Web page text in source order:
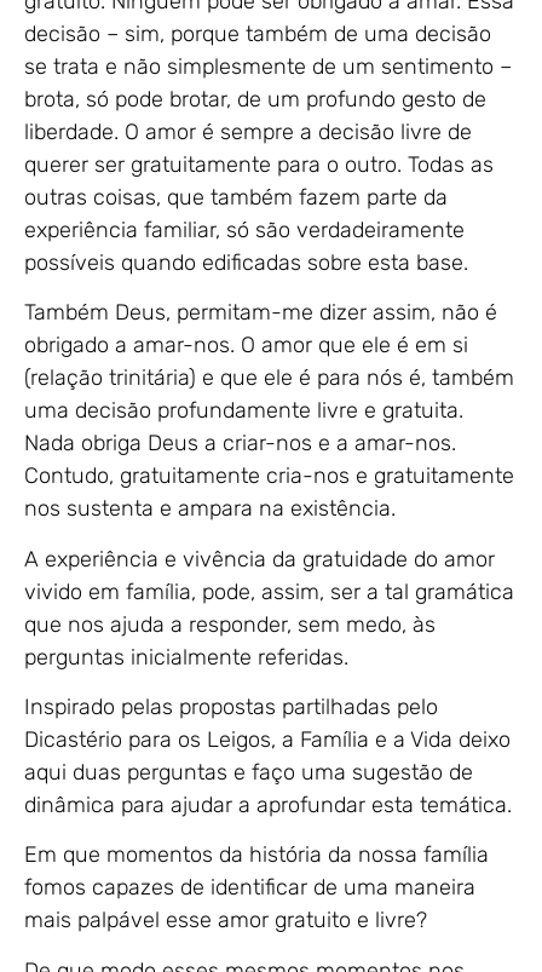
decisão – sim, porque também de uma decisão
se trata e não simplesmente de um sentimento –
brota, só pode brotar, de um profundo gesto de
liberdade. O amor é sempre a decisão livre de
querer ser gratuitamente para o outro. Todas as
outras coisas, que também fazem parte da
experiência familiar, só são verdadeiramente
possíveis quando edificadas sobre esta base.
Também Deus, permitam-me dizer assim, não é
obrigado a amar-nos. O amor que ele é em si
(relação trinitária) e que ele é para nós é, também
uma decisão profundamente livre e gratuita.
Nada obriga Deus a criar-nos e a amar-nos.
Contudo, gratuitamente cria-nos e gratuitamente
nos sustenta e ampara na existência.
A experiência e vivência da gratuidade do amor
vivido em família, pode, assim, ser a tal gramática
que nos ajuda a responder, sem medo, às
perguntas inicialmente referidas.
Inspirado pelas propostas partilhadas pelo
Dicastério para os Leigos, a Família e a Vida deixo
aqui duas perguntas e faço uma sugestão de
dinâmica para ajudar a aprofundar esta temática.
Em que momentos da história da nossa família
fomos capazes de identificar de uma maneira
mais palpável esse amor gratuito e livre?